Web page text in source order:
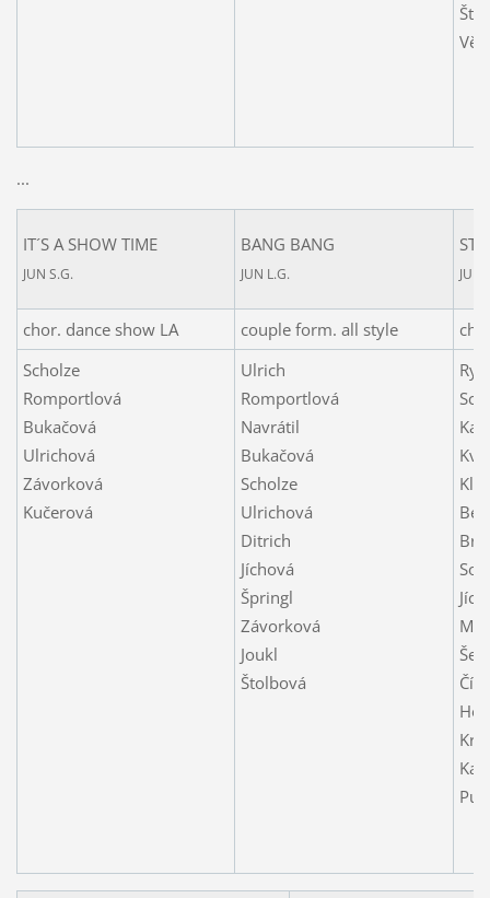
...
IT´S A SHOW TIME
JUN S.G.
BANG BANG
JUN L.G. JUN
chor. dance show LA couple form. all style
Scholze
Romportlová
Bukačová
Ulrichová
Závorková
Kučerová
Ulrich
Romportlová
Navrátil
Bukačová
Scholze
Ulrichová
Ditrich
Jíchová
Špringl
Závorková
Joukl
Štolbová